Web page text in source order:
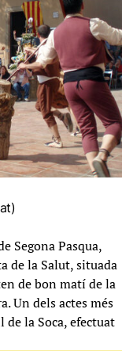
Segona Pasqua,
de la Salut, situada
de bon matí de la
Un dels actes més
la Soca, efectuat